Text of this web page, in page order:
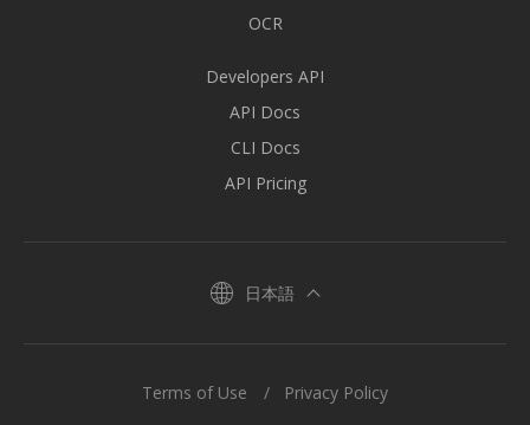
OCR
Developers API
API Docs
CLI Docs
API Pricing
日本語
Terms of Use Privacy Policy